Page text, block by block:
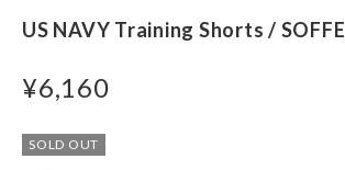
US NAVY Training Shorts / SOFFE
¥6,160
SOLD OUT